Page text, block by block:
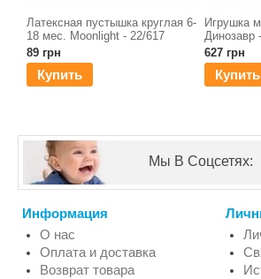
Латексная пустышка круглая 6-
18 мес. Moonlight - 22/617
89 грн
Купить
Игрушка
Динозавр
627 грн
Купить
Мы В Соцсетях:
Информация
О нас
Оплата и доставка
Возврат товара